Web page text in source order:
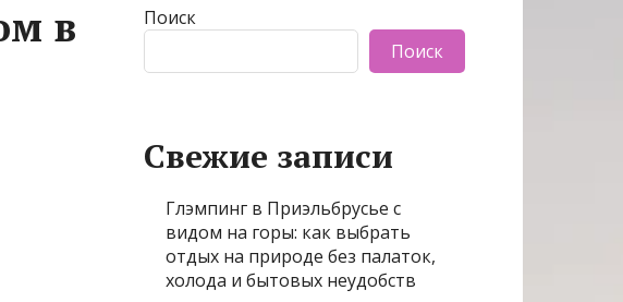
в
Поиск
Поиск
Свежие записи
Глэмпинг в Приэльбрусье с
видом на горы: как выбрать
отдых на природе без палаток,
холода и бытовых неудобств